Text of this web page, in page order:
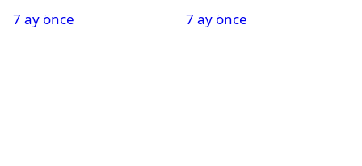
7 ay önce
Tatil
7 ay önce